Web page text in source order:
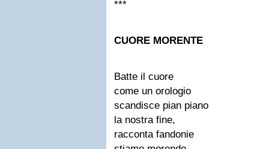
***
CUORE MORENTE
Batte il cuore
come un orologio
scandisce pian piano
la nostra fine,
racconta fandonie